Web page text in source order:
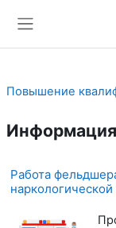
Повышение
Работа